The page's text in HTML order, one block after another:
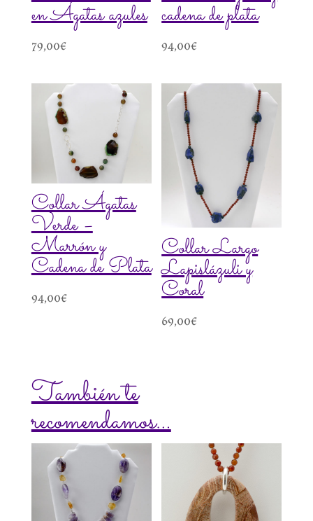
en Ágatas azules
79,00€
cadena de plata
94,00€
Collar Ágatas
Verde –
Marrón y
Cadena de Plata
94,00€
Collar Largo
Lapislázuli y
Coral
69,00€
También te
recomendamos…